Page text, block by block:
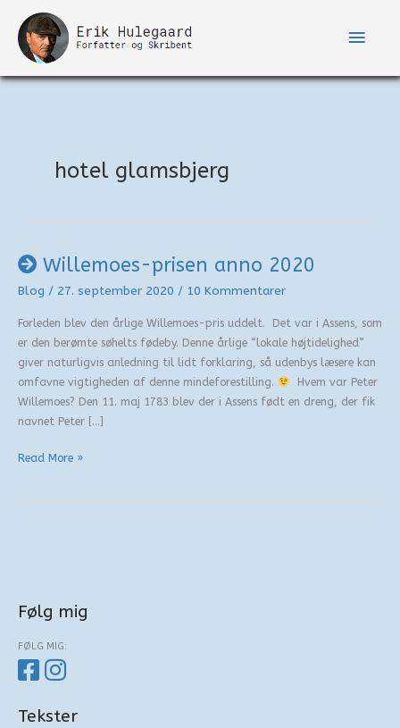
indholdet
hotel glamsbjerg
Willemoes-prisen anno 2020
Blog / 27. september 2020 / 10 Kommentarer
Forleden blev den årlige Willemoes-pris uddelt. Det var i Assens, som
er den berømte søhelts fødeby. Denne årlige “lokale højtidelighed”
giver naturligvis anledning til lidt forklaring, så udenbys læsere kan
omfavne vigtigheden af denne mindeforestilling.
Hvem var Peter
Willemoes? Den 11. maj 1783 blev der i Assens født en dreng, der fik
navnet Peter […]
Willemoes-
Read More »
Følg mig
FØLG MIG:
Tekster